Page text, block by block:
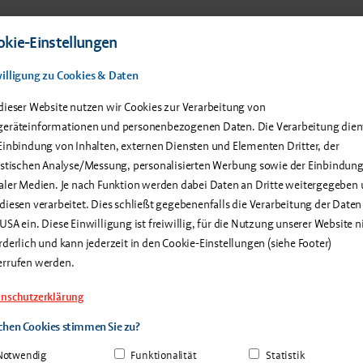
Produkte Service & Support
persönliche
Einstellungen
zu Cookies & Daten
Website nutzen wir Cookies zur Verarbeitung von
und personenbezogenen Daten. Die Verarbeitung
von Inhalten, externen Diensten und Elementen Dritter, der
Analyse/Messung, personalisierten Werbung sowie der Einbindung
Medien. Je nach Funktion werden dabei Daten an Dritte weitergegeben
verarbeitet. Dies schließt gegebenenfalls die Verarbeitung der
ein. Diese Einwilligung ist freiwillig, für die Nutzung unserer Website
und kann jederzeit in den Cookie-Einstellungen (siehe Footer)
werden.
Cookies stimmen Sie zu?
Funktionalität Statistik